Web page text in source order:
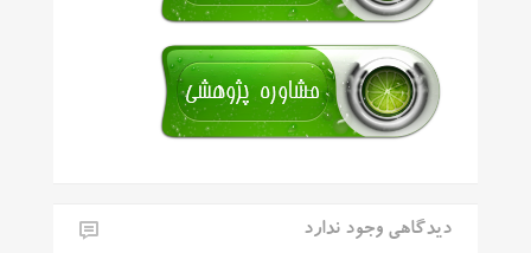
دیدگاهی وجود ندارد